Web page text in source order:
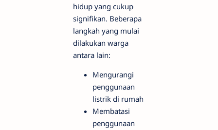
hidup yang cukup
signifikan. Beberapa
langkah yang mulai
dilakukan warga
antara lain:
Mengurangi
penggunaan
listrik di rumah
Membatasi
penggunaan